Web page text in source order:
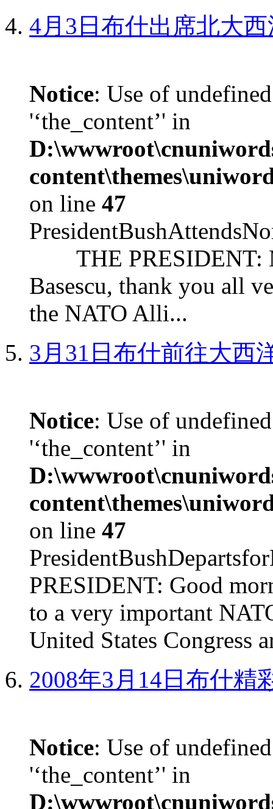
4月3日布什出席北大
Notice: Use of
'‘the_content’' in
on line 47
THE PRESIDENT:
Basescu, thank you all
the NATO Alli...
3月31日布什前往大西
Notice: Use of
'‘the_content’' in
on line 47
PRESIDENT: Good
to a very important
United States Congress
2008年3月14日布什精
Notice: Use of
'‘the_content’' in